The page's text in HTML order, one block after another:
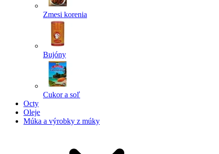
Zmesi korenia
Bujóny
Cukor a soľ
Octy
Oleje
Múka a výrobky z múky